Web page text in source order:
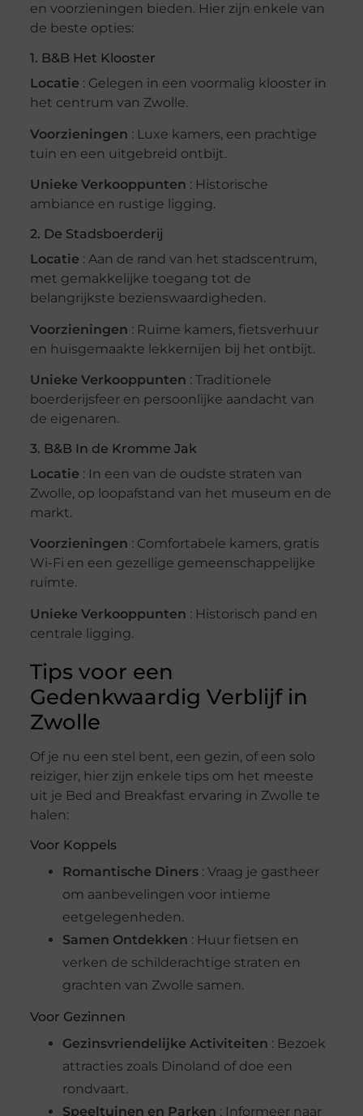
en voorzieningen bieden. Hier zijn enkele van
de beste opties:
1. B&B Het Klooster
Locatie : Gelegen in een voormalig klooster in
het centrum van Zwolle.
Voorzieningen : Luxe kamers, een prachtige
tuin en een uitgebreid ontbijt.
Unieke Verkooppunten : Historische
ambiance en rustige ligging.
2. De Stadsboerderij
Locatie : Aan de rand van het stadscentrum,
met gemakkelijke toegang tot de
belangrijkste bezienswaardigheden.
Voorzieningen : Ruime kamers, fietsverhuur
en huisgemaakte lekkernijen bij het ontbijt.
Unieke Verkooppunten : Traditionele
boerderijsfeer en persoonlijke aandacht van
de eigenaren.
3. B&B In de Kromme Jak
Locatie : In een van de oudste straten van
Zwolle, op loopafstand van het museum en de
markt.
Voorzieningen : Comfortabele kamers, gratis
Wi-Fi en een gezellige gemeenschappelijke
ruimte.
Unieke Verkooppunten : Historisch pand en
centrale ligging.
Tips voor een
Gedenkwaardig Verblijf in
Zwolle
Of je nu een stel bent, een gezin, of een solo
reiziger, hier zijn enkele tips om het meeste
uit je Bed and Breakfast ervaring in Zwolle te
halen:
Voor Koppels
Romantische Diners: Vraag je gastheer
om aanbevelingen voor intieme
eetgelegenheden.
Samen Ontdekken : Huur fietsen en
verken de schilderachtige straten en
grachten van Zwolle samen.
Voor Gezinnen
Gezinsvriendelijke Activiteiten : Bezoek
attracties zoals Dinoland of doe een
rondvaart.
Speeltuinen en Parken : Informeer naar